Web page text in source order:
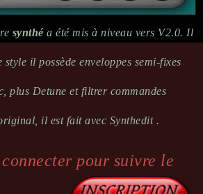
synthé a été mis à niveau vers V2.0. Il
il possède enveloppes semi-fixes
plus Detune et filtrer commandes
il est fait avec Synthedit .
pour suivre le